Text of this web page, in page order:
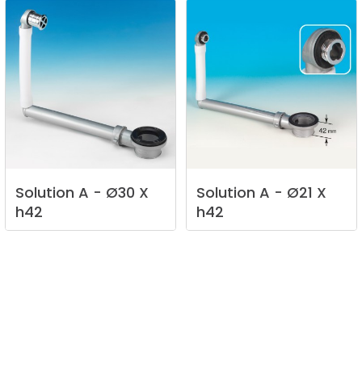
Solution A - Ø30 X
h42
Solution A - Ø21 X
h42